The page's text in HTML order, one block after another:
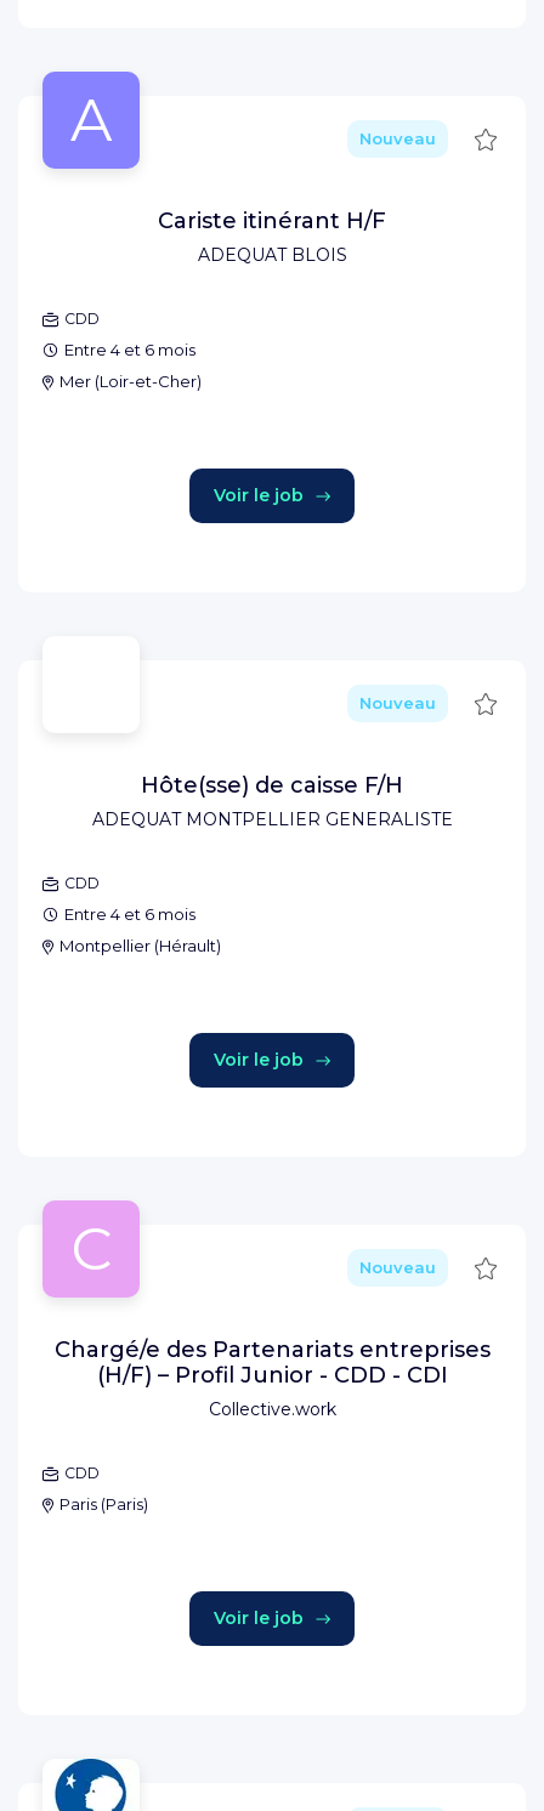
A
ADEQUAT BLOIS
Nouveau
Cariste itinérant H/F
CDD
Entre 4 et 6 mois
Mer (Loir-et-Cher)
Voir le job
ADEQUAT MONTPELLIER GENERALISTE
Nouveau
Hôte(sse) de caisse F/H
CDD
Entre 4 et 6 mois
Montpellier (Hérault)
Voir le job
C
Collective.work
Nouveau
Chargé/e des Partenariats entreprises
(H/F) – Profil Junior - CDD - CDI
CDD
Paris (Paris)
Voir le job